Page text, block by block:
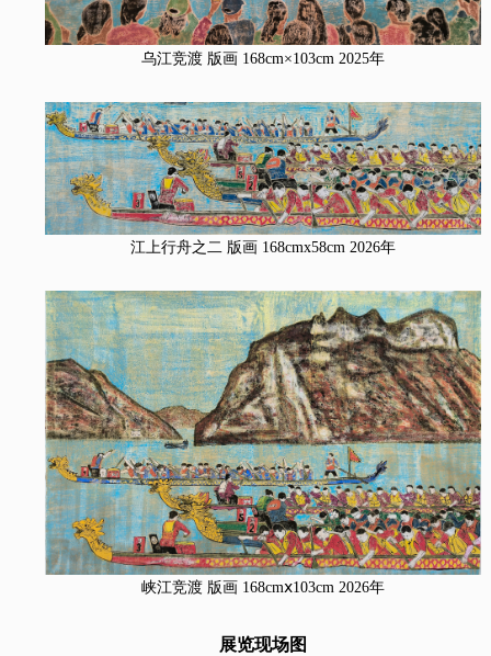
乌江竞渡 版画 168cm×103cm 2025年
江上行舟之二 版画 168cmx58cm 2026年
峡江竞渡 版画 168cmⅹ103cm 2026年
展览现场图